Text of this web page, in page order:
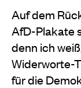
Auf dem
AfD-Plakate
denn ich
Widerworte-
für die